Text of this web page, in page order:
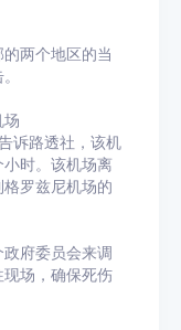
两个地区的当
场
诉路透社，该机
时。该机场离
罗兹尼机场的
府委员会来调
场，确保死伤